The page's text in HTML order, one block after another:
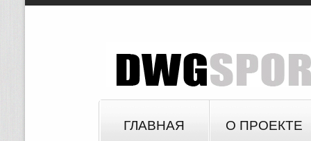
ГЛАВНАЯ О ПРОЕКТЕ